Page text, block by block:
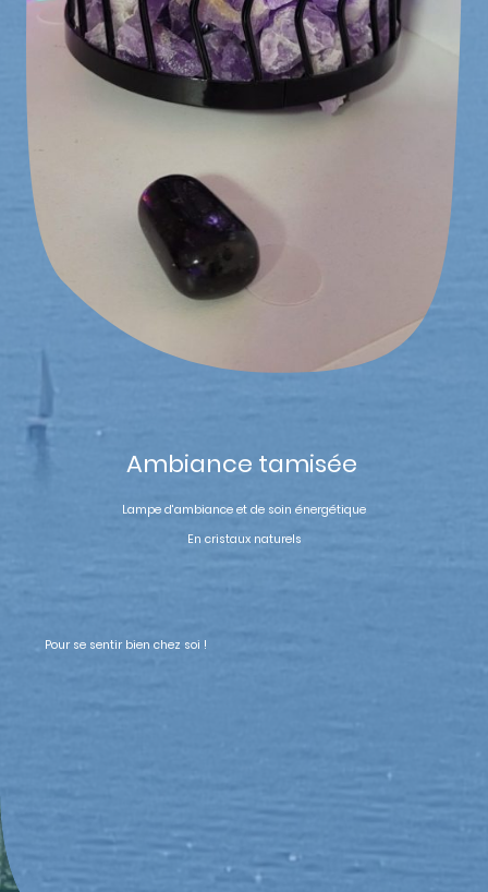
Ambiance tamisée
Lampe d'ambiance et de soin énergétique
En cristaux naturels
Pour se sentir bien chez soi !